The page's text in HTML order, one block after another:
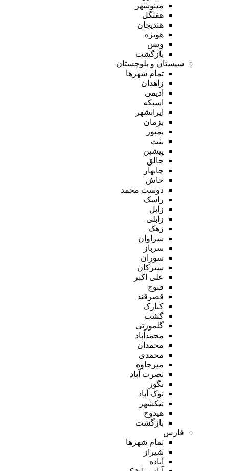
مینوشهر
هفتگل
هندیجان
هویزه
ویس
بازگشت
سیستان و بلوچستان
تمام شهر‌ها
زاهدان
ادیمی
اسپکه
ایرانشهر
بزمان
بمپور
بنت
پیشین
جالق
چابهار
خاش
دوست محمد
راسک
زابل
زابلی
زهک
سراوان
سرباز
سوران
سیرکان
علی اکبر
فنوج
قصرقند
کنارک
گشت
گلمورتی
محمدآباد
محمدان
محمدی
میرجاوه
نصرت آباد
نگور
نوک آباد
نیکشهر
هیدوچ
بازگشت
فارس
تمام شهر‌ها
شیراز
آباده